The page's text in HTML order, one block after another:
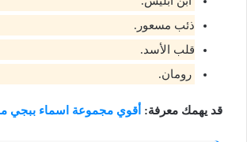
ذئب مسعور.
قلب الأسد.
رومان.
قد يهمك معرفة: أقوي مجموعة اسماء ببجي